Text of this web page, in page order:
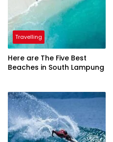
Travelling
Here are The Five Best
Beaches in South Lampung